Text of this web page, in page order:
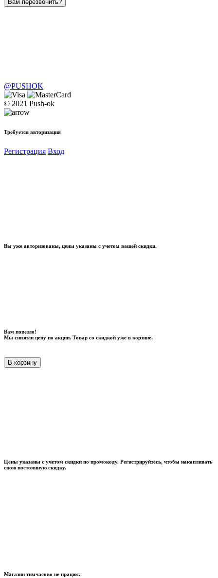
Вам перезвонить?
@PUSHOK
© 2021 Push-ok
Требуется авторизация
Регистрация Вход
Вы уже авторизованы, цены указаны с учетом вашей скидки.
Вам повезло!
Мы снизили цену по акции. Товар со скидкой уже в корзине.
В корзину
Цены указаны с учетом скидки по промокоду. Регистрируйтесь, чтобы накапливать
свою постоянную скидку.
Магазин тимчасово не працює.